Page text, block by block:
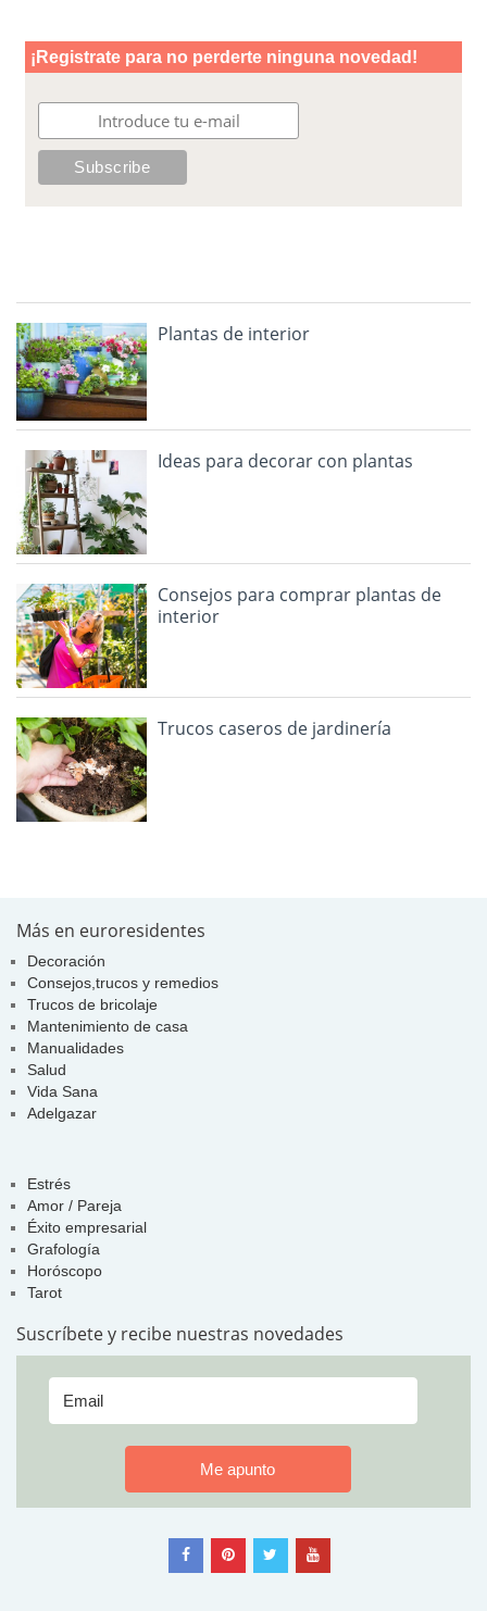
Plantas de interior
Ideas para decorar con plantas
Consejos para comprar plantas de
interior
Trucos caseros de jardinería
Más en euroresidentes
Decoración
Consejos,trucos y remedios
Trucos de bricolaje
Mantenimiento de casa
Manualidades
Salud
Vida Sana
Adelgazar
Estrés
Amor / Pareja
Éxito empresarial
Grafología
Horóscopo
Tarot
Suscríbete y recibe nuestras novedades